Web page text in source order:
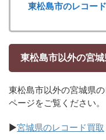
東松島市のレコー
東松島市以外の宮
東松島市以外の宮城県
ページをご覧ください。
▶宮城県のレコード買取